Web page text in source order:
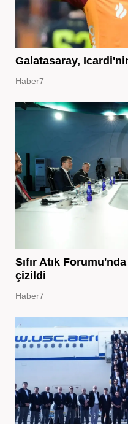
Galatasaray,
Haber7
Sıfır Atık
çizildi
Haber7